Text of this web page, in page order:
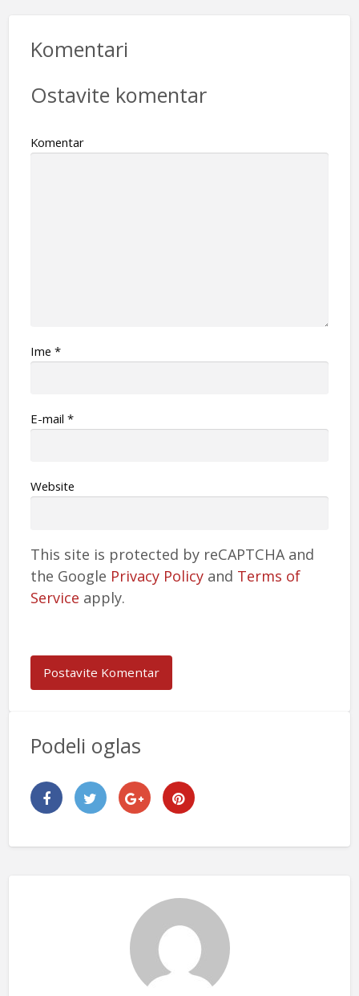
Komentari
Ostavite komentar
Komentar
Ime *
Е-mail *
Website
This site is protected by reCAPTCHA and
the Google Privacy Policyand Terms of
Service apply.
Podeli oglas